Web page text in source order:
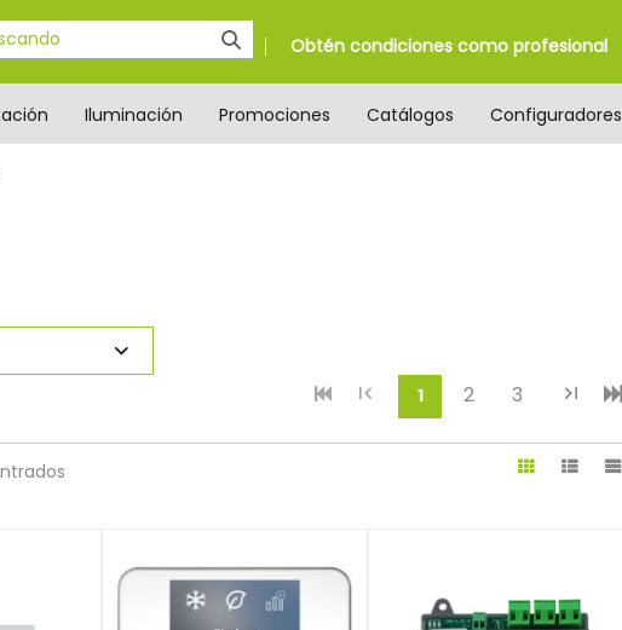
Obtén condiciones como profesional
Iluminación Promociones Catálogos Configuradores
1(current)
2 3